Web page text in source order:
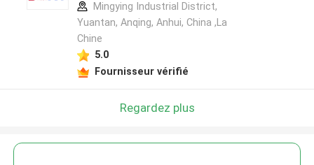
Mingying Industrial District,
Yuantan, Anqing, Anhui, China ,La
Chine
5.0
Fournisseur vérifié
Regardez plus